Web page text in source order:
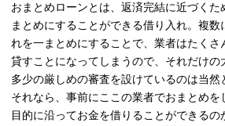
おまとめローンとは、返済完結に近づく
まとめにすることができる借り入れ。複数
れを一まとめにすることで、業者はたくさ
貸すことになってしまうので、それだけの
多少の厳しめの審査を設けているのは当然
それなら、事前にここの業者でおまとめ
目的に沿ってお金を借りることができるの